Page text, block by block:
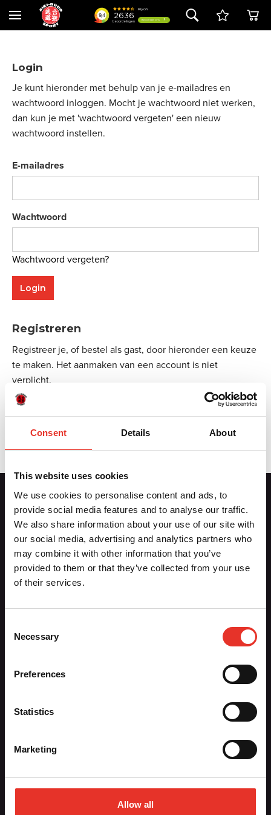
Consent Details About
This website uses cookies
We use cookies to personalise content and ads, to
provide social media features and to analyse our traffic.
We also share information about your use of our site with
our social media, advertising and analytics partners who
may combine it with other information that you’ve
provided to them or that they’ve collected from your use
of their services.
Selection
Necessary
Preferences
Statistics
Marketing
Allow all
Login
Je kunt hieronder met behulp van je e-mailadres en
wachtwoord inloggen. Mocht je wachtwoord niet werken,
dan kun je met 'wachtwoord vergeten' een nieuw
wachtwoord instellen.
E-mailadres
Wachtwoord
Wachtwoord vergeten?
Registreren
Registreer je, of bestel als gast, door hieronder een keuze
te maken. Het aanmaken van een account is niet
verplicht.
Aanmelden
Contactgegevens
Aiki-Budo Sport / Ronin BV
Dennenlaan 28
info@aiki-budo.nl
Webshop